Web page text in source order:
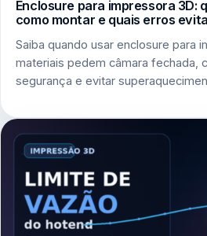
Enclosure para impressora 3D:
como montar e quais erros
Saiba quando usar enclosure para
materiais pedem câmara fechada,
segurança e evitar